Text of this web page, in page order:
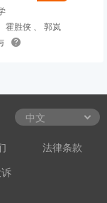
霍胜侠 、 郭岚
法律条款